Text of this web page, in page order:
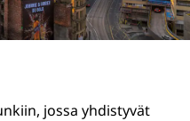
jossa yhdistyvät